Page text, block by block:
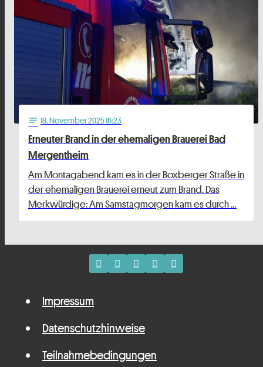
notes 18. November 2025 16:23
Erneuter Brand in der ehemaligen Brauerei Bad
Mergentheim
Am Montagabend kam es in der Boxberger Straße in
der ehemaligen Brauerei erneut zum Brand. Das
Merkwürdige: Am Samstagmorgen kam es durch …
Impressum
Datenschutzhinweise
Teilnahmebedingungen